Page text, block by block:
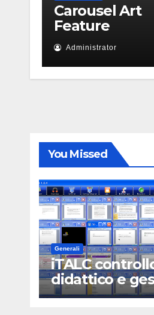
Carousel Art
Feature
Administrator
You Missed
Generali
iTALC
didattico e
LAN scolastica